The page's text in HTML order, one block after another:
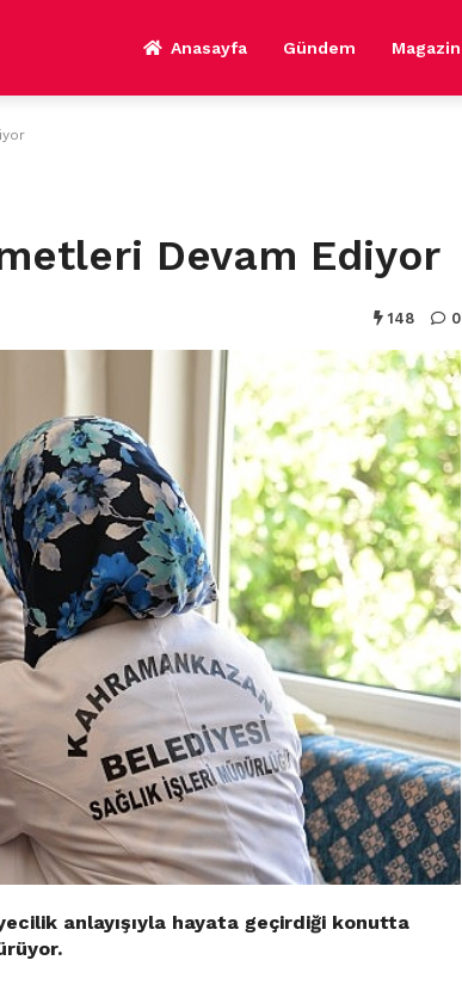
Anasayfa Gündem Magazin
Devam Ediyor
148 0
anlayışıyla hayata geçirdiği konutta